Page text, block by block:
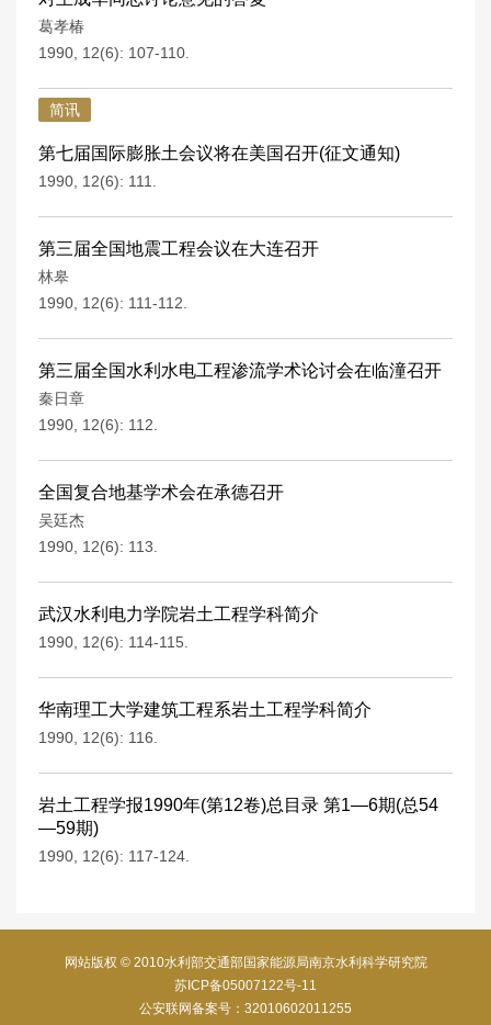
葛孝椿
1990, 12(6): 107-110.
简讯
第七届国际膨胀土会议将在美国召开(征文通知)
1990, 12(6): 111.
第三届全国地震工程会议在大连召开
林皋
1990, 12(6): 111-112.
第三届全国水利水电工程渗流学术论讨会在临潼召开
秦日章
1990, 12(6): 112.
全国复合地基学术会在承德召开
吴廷杰
1990, 12(6): 113.
武汉水利电力学院岩土工程学科简介
1990, 12(6): 114-115.
华南理工大学建筑工程系岩土工程学科简介
1990, 12(6): 116.
岩土工程学报1990年(第12卷)总目录 第1—6期(总54
—59期)
1990, 12(6): 117-124.
网站版权 © 2010水利部交通部国家能源局南京水利科学研究院
苏ICP备05007122号-11
公安联网备案号：32010602011255